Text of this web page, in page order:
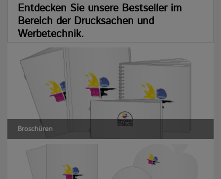
Broschüren
Entdecken Sie unsere Bestseller im
Bereich der Drucksachen und
Werbetechnik.
Zur Übersicht der Drucksachen